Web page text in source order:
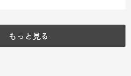
もっと見る